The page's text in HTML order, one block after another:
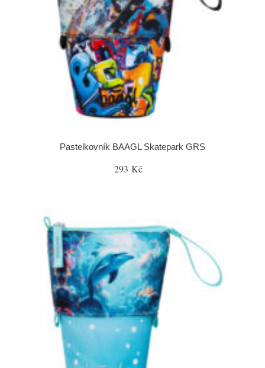
Pastelkovník BAAGL Skatepark GRS
293 Kč